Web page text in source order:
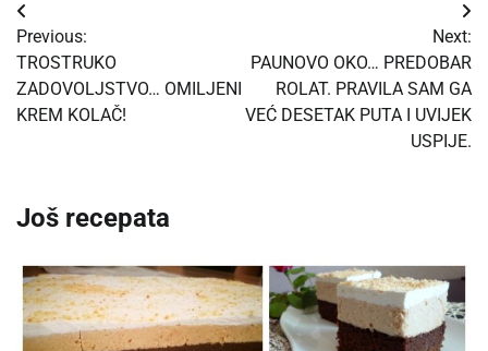
Post
navigation
Previous:
TROSTRUKO
ZADOVOLJSTVO… OMILJENI
KREM KOLAČ!
Next:
PAUNOVO OKO… PREDOBAR
ROLAT. PRAVILA SAM GA
VEĆ DESETAK PUTA I UVIJEK
USPIJE.
Još recepata